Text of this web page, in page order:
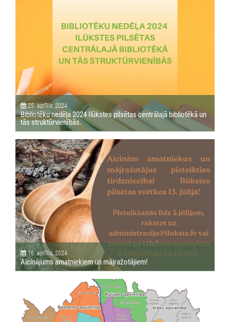
25. aprīlis, 2024
Bibliotēku nedēļa 2024 Ilūkstes pilsētas centrālajā bibliotēkā un
tās struktūrvienībās.
16. aprīlis, 2024
Aicinājums amatniekiem un mājražotājiem!